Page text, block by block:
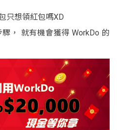
只想領紅包嗎XD
， 就有機會獲得 WorkDo 的